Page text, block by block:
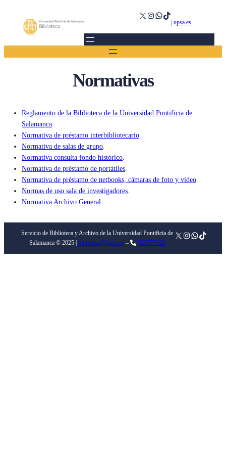
contenido
X Instagram WhatsApp TikTok
upsa.es
Normativas
Reglamento de la Biblioteca de la Universidad Pontificia de
Salamanca.
Normativa de préstamo interbibliotecario.
Normativa de salas de grupo.
Normativa consulta fondo histórico.
Normativa de préstamo de portátiles.
Normativa de préstamo de netbooks, cámaras de foto y vídeo.
Normas de uso sala de investigadores.
Normativa Archivo General.
Servicio de Biblioteca y Archivo de la Universidad Pontificia de
Salamanca © 2025 | biblioteca@upsa.es– 923277118
X Instagram
WhatsApp
TikTok